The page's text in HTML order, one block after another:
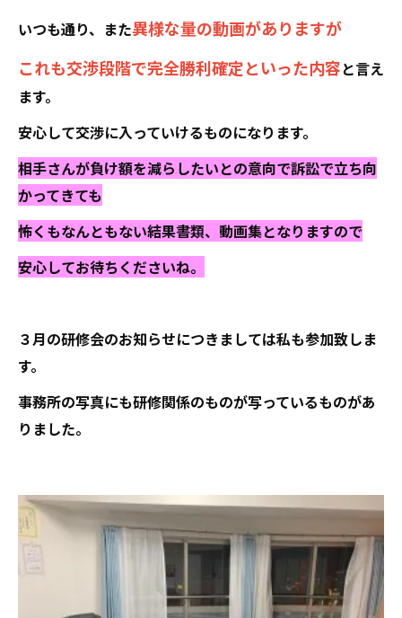
いつも通り、また異様な量の動画がありますが
これも交渉段階で完全勝利確定といった内容と言え
ます。
安心して交渉に入っていけるものになります。
相手さんが負け額を減らしたいとの意向で訴訟で立ち向
かってきても
怖くもなんともない結果書類、動画集となりますので
安心してお待ちくださいね。
３月の研修会のお知らせにつきましては私も参加致しま
す。
事務所の写真にも研修関係のものが写っているものがあ
りました。